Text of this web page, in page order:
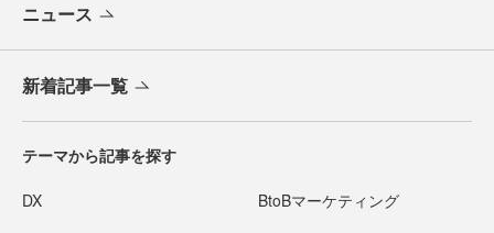
ニュース
新着記事一覧
テーマから記事を探す
DX BtoBマーケティング